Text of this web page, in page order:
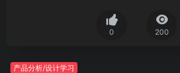
0 200
产品分析/设计学习